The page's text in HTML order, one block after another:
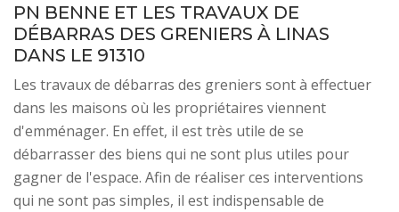
PN BENNE ET LES TRAVAUX DE
DÉBARRAS DES GRENIERS À LINAS
DANS LE 91310
Les travaux de débarras des greniers sont à effectuer
dans les maisons où les propriétaires viennent
d'emménager. En effet, il est très utile de se
débarrasser des biens qui ne sont plus utiles pour
gagner de l'espace. Afin de réaliser ces interventions
qui ne sont pas simples, il est indispensable de